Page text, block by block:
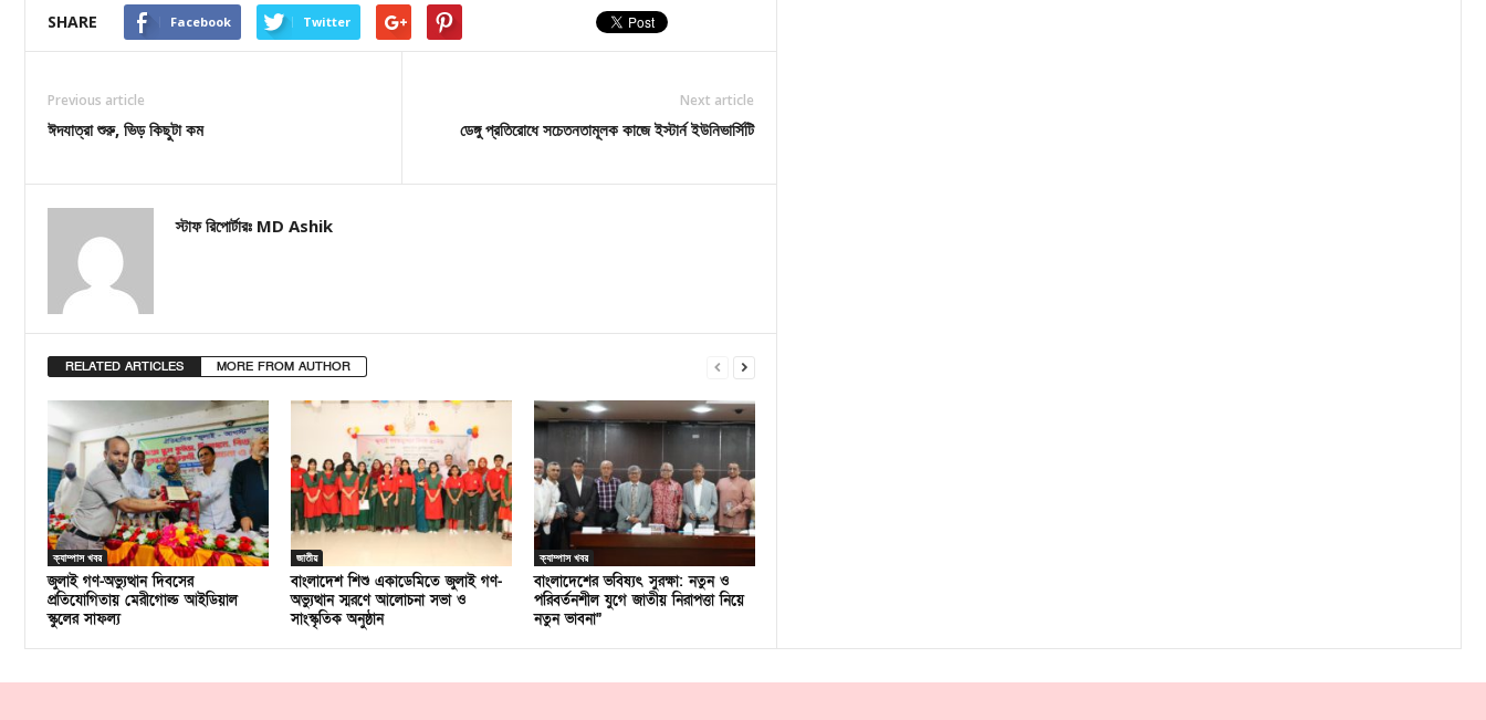
SHARE Facebook Twitter
Previous article
ঈদযাত্রা শুরু, ভিড় কিছুটা কম
Next article
ডেঙ্গু প্রতিরোধে সচেতনতামূলক কাজে ইস্টার্ন ইউনিভার্সিটি
স্টাফ রিপোর্টারঃ MD Ashik
RELATED ARTICLES MORE FROM AUTHOR
ক্যাম্পাস খবর
জুলাই গণ-অভ্যুত্থান দিবসের
প্রতিযোগিতায় মেরীগোল্ড আইডিয়াল
স্কুলের সাফল্য
জাতীয়
বাংলাদেশ শিশু একাডেমিতে জুলাই গণ-
অভ্যুত্থান স্মরণে আলোচনা সভা ও
সাংস্কৃতিক অনুষ্ঠান
ক্যাম্পাস খবর
বাংলাদেশের ভবিষ্যৎ সুরক্ষা: নতুন ও
পরিবর্তনশীল যুগে জাতীয় নিরাপত্তা নিয়ে
নতুন ভাবনা”